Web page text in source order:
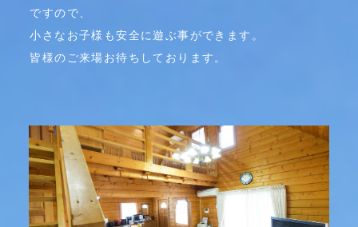
ですので、
小さなお子様も安全に遊ぶ事ができます。
皆様のご来場お待ちしております。